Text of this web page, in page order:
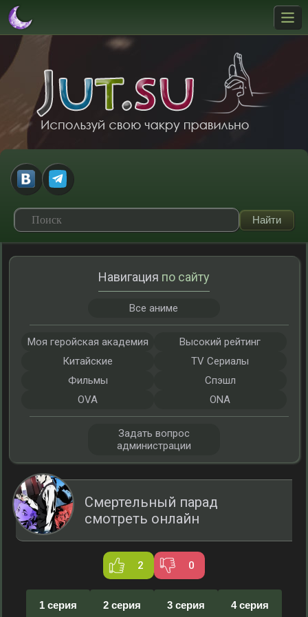
Смертельный парад
смотреть онлайн
2 0
1 серия 2 серия 3 серия 4 серия
Навигация по сайту
Все аниме
Моя геройская академия
Высокий рейтинг
Китайские
TV Сериалы
Фильмы
Спэшл
OVA
ONA
Задать вопрос
администрации